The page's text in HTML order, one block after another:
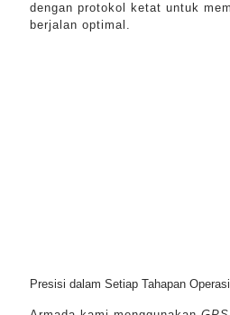
dengan protokol ketat untuk
berjalan optimal.
Presisi dalam Setiap Tahapan Operasi